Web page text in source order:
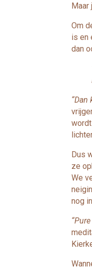
Maar
Om
is en
dan
Dus
ze
We
nog